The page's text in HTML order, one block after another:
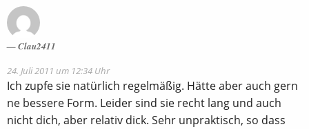
Clau2411
24. Juli 2011 um 12:34 Uhr
Ich zupfe sie natürlich regelmäßig. Hätte aber auch gern
ne bessere Form. Leider sind sie recht lang und auch
nicht dich, aber relativ dick. Sehr unpraktisch, so dass